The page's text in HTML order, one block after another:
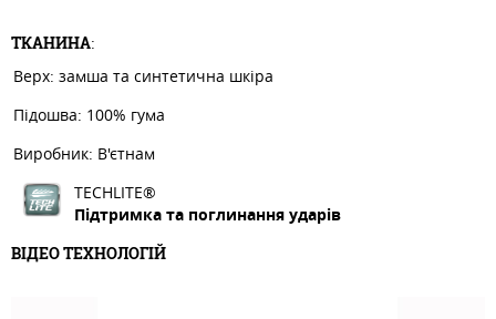
ТКАНИНА:
Верх: замша та синтетична шкіра
Підошва: 100% гума
Виробник: В'єтнам
TECHLITE®
Підтримка та поглинання ударів
ВІДЕО ТЕХНОЛОГІЙ